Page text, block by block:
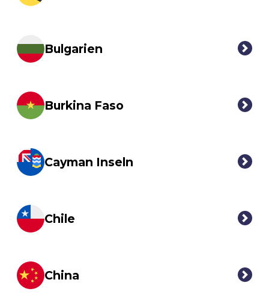
Bulgarien
Burkina Faso
Cayman Inseln
Chile
China